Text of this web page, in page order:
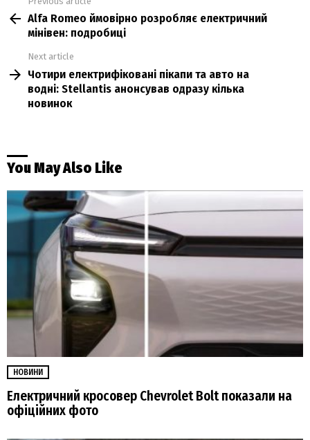
moreAlfa Romeo ймовірно розробляє електричний
мінівен: подробиці
Next article
Чотири електрифіковані пікапи та авто на
водні: Stellantis анонсував одразу кілька
новинок
You May Also Like
НОВИНИ
Електричний кросовер Chevrolet Bolt показали на
офіційних фото